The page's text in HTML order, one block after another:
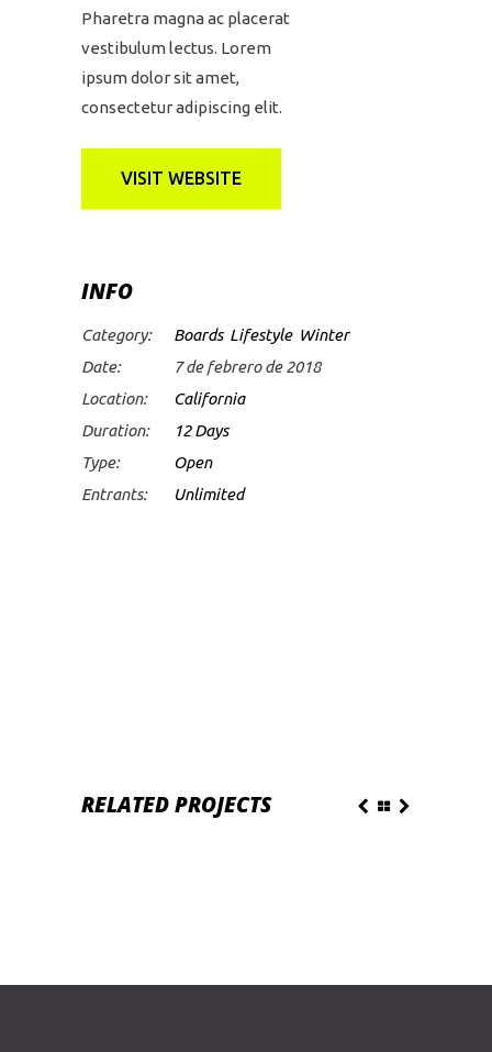
Pharetra magna ac placerat
vestibulum lectus. Lorem
ipsum dolor sit amet,
consectetur adipiscing elit.
VISIT WEBSITE
INFO
Category: Boards Lifestyle Winter
Date:
7 de febrero de 2018
Location:
California
Duration:
12 Days
Type:
Open
Entrants:
Unlimited
RELATED PROJECTS